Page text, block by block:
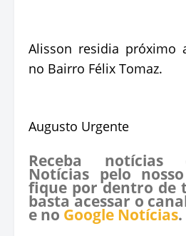
Alisson residia próximo
no Bairro Félix Tomaz.
Augusto Urgente
Receba notícias
Notícias pelo nosso
fique por dentro de
basta acessar o
e no Google Notícias.